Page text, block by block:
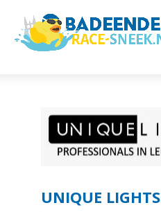
UNIQUE LIGHTS